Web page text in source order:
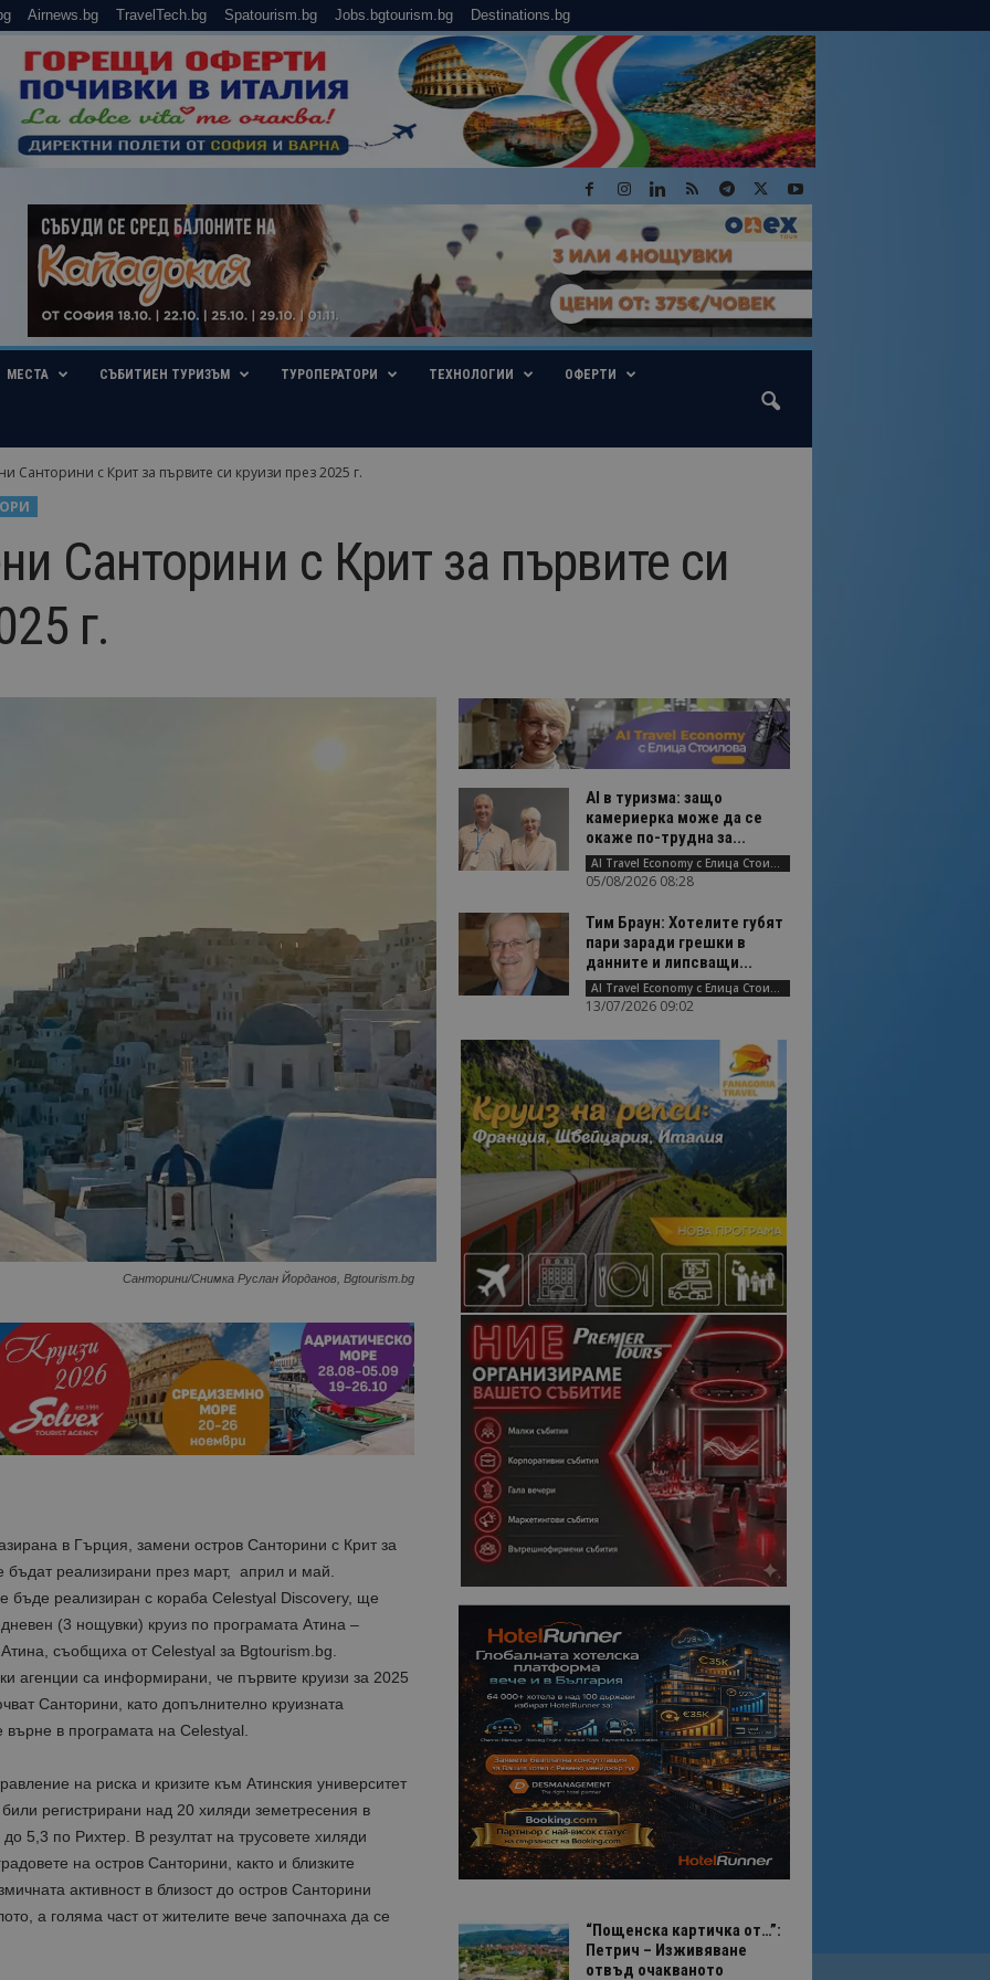
Airnews.bg TravelTech.bg Spatourism.bg Jobs.bgtourism.bg Destinations.bg
МЕСТА СЪБИТИЕН ТУРИЗЪМ ТУРОПЕРАТОРИ ТЕХНОЛОГИИ ОФЕРТИ
Санторини с Крит за първите си круизи през 2025 г.
Санторини с Крит за първите си
г.
Санторини/Снимка Руслан Йорданов, Bgtourism.bg
в Гърция, замени остров Санторини с Крит за
бъдат реализирани през март, април и май.
бъде реализиран с кораба Celestyal Discovery, ще
(3 нощувки) круиз по програмата Атина –
съобщиха от Celestyal за Bgtourism.bg.
агенции са информирани, че първите круизи за 2025
Санторини, като допълнително круизната
в програмата на Celestyal.
на риска и кризите към Атинския университет
регистрирани над 20 хиляди земетресения в
5,3 по Рихтер. В резултат на трусовете хиляди
на остров Санторини, както и близките
активност в близост до остров Санторини
а голяма част от жителите вече започнаха да се
AI в туризма: защо
камериерка може да се
окаже по-трудна за...
AI Travel Economy с Елица Стоилова
05/08/2026 08:28
Тим Браун: Хотелите губят
пари заради грешки в
данните и липсващи...
AI Travel Economy с Елица Стоилова
13/07/2026 09:02
“Пощенска картичка от…”:
Петрич – Изживяване
отвъд очакваното